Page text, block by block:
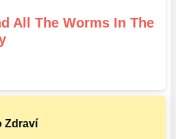
All The Worms In The
Zdraví